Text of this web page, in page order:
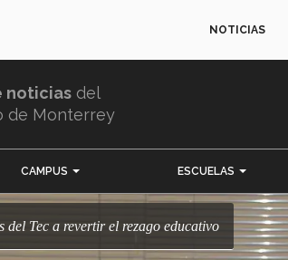
NOTICIAS
noticias del
de Monterrey
CAMPUS ESCUELAS
del Tec a revertir el rezago educativo